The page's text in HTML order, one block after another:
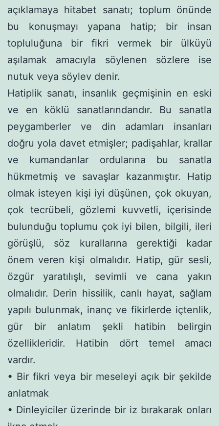
açıklamaya hitabet sanatı; toplum önünde
bu konuşmayı yapana hatip; bir insan
topluluğuna bir fikri vermek bir ülküyü
aşılamak amacıyla söylenen sözlere ise
nutuk veya söylev denir.
Hatiplik sanatı, insanlık geçmişinin en eski
ve en köklü sanatlarındandır. Bu sanatla
peygamberler ve din adamları insanları
doğru yola davet etmişler; padişahlar, krallar
ve kumandanlar ordularına bu sanatla
hükmetmiş ve savaşlar kazanmıştır. Hatip
olmak isteyen kişi iyi düşünen, çok okuyan,
çok tecrübeli, gözlemi kuvvetli, içerisinde
bulunduğu toplumu çok iyi bilen, bilgili, ileri
görüşlü, söz kurallarına gerektiği kadar
önem veren kişi olmalıdır. Hatip, gür sesli,
özgür yaratılışlı, sevimli ve cana yakın
olmalıdır. Derin hissilik, canlı hayat, sağlam
yapılı bulunmak, inanç ve fikirlerde içtenlik,
gür bir anlatım şekli hatibin belirgin
özellikleridir. Hatibin dört temel amacı
vardır.
• Bir fikri veya bir meseleyi açık bir şekilde
anlatmak
• Dinleyiciler üzerinde bir iz bırakarak onları